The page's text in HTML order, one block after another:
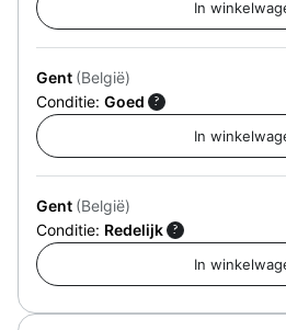
Gent (België)
Conditie: Goed ?
Gent (België)
Conditie: Redelijk ?